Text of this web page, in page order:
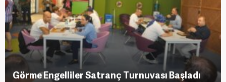
Görme Engelliler Satranç Turnuvası Başladı